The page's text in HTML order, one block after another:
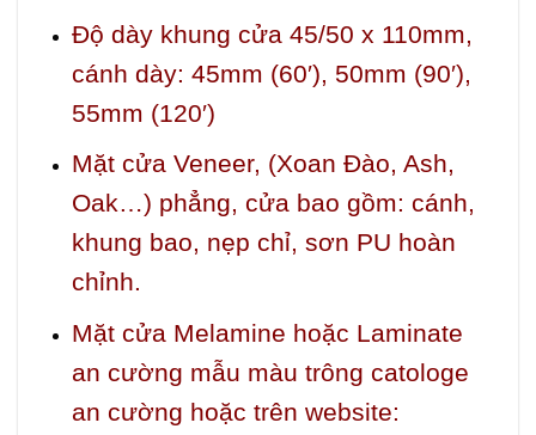
Độ dày khung cửa 45/50 x 110mm,
cánh dày: 45mm (60′), 50mm (90′),
55mm (120′)
Mặt cửa Veneer, (Xoan Đào, Ash,
Oak…) phẳng, cửa bao gồm: cánh,
khung bao, nẹp chỉ, sơn PU hoàn
chỉnh.
Mặt cửa Melamine hoặc Laminate
an cường mẫu màu trông catologe
an cường hoặc trên website: